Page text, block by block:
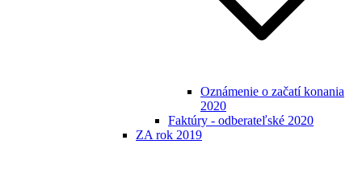
Oznámenie o začatí konania
2020
Faktúry - odberateľské 2020
ZA rok 2019